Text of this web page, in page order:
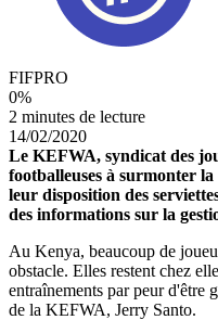
FIFPRO
0%
2 minutes de lecture
14/02/2020
Le KEFWA, syndicat des
footballeuses à surmonter
leur disposition des
des informations sur la
Au Kenya, beaucoup de
obstacle. Elles restent chez
entraînements par peur d'être
de la KEFWA, Jerry Santo.